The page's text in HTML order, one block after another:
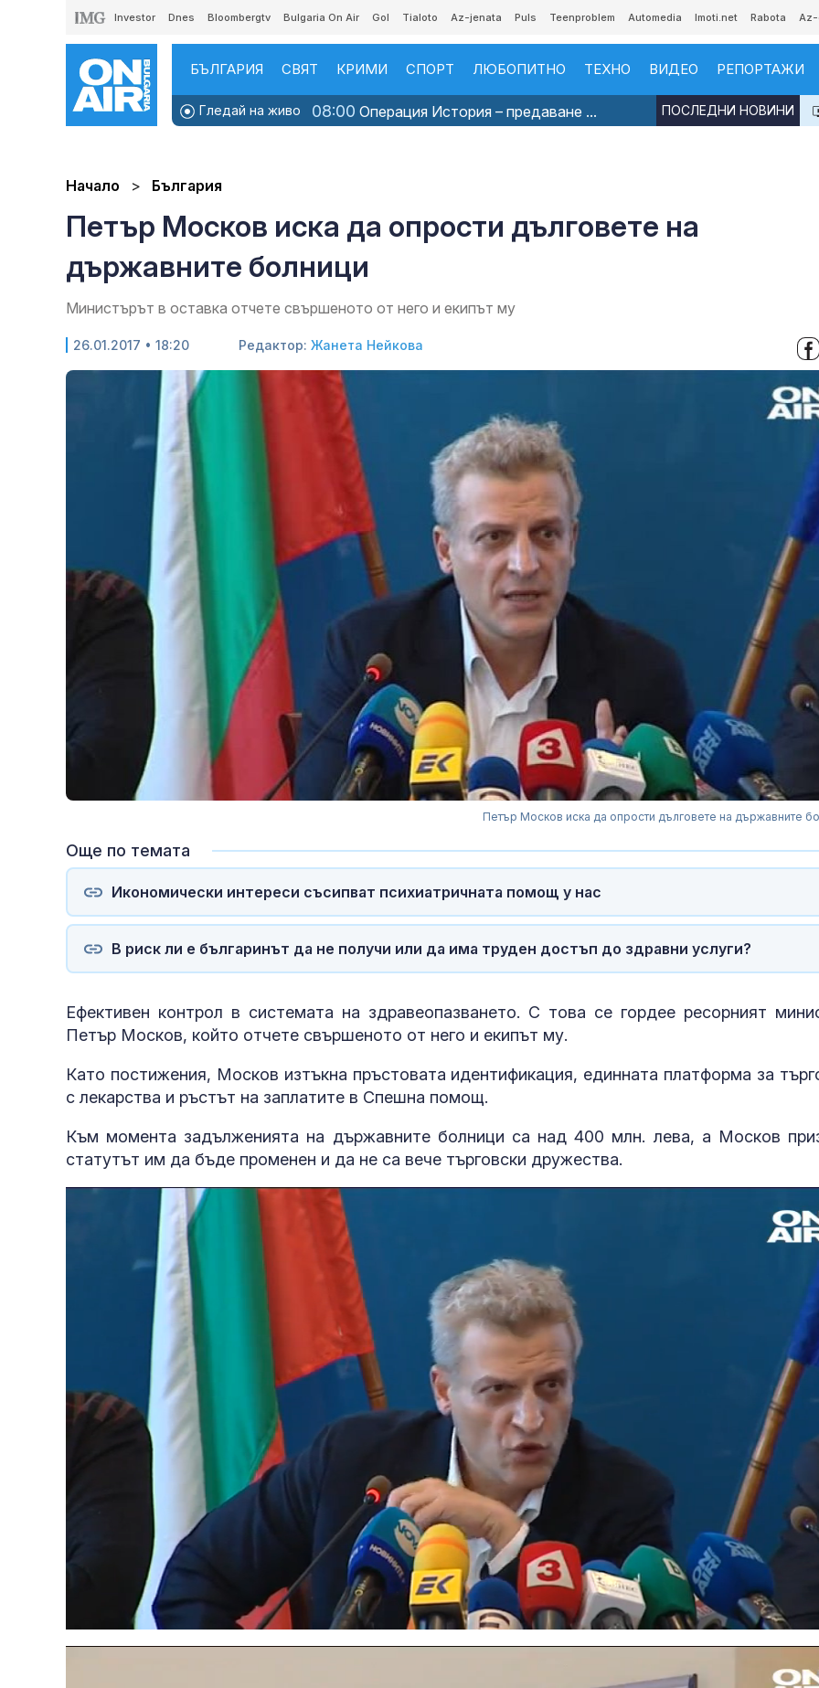
Investor Dnes Bloombergtv Bulgaria On Air Gol Tialoto Az-jenata Puls Teenproblem Automedia Imoti.net Rabota
БЪЛГАРИЯ СВЯТ КРИМИ СПОРТ ЛЮБОПИТНО ТЕХНО ВИДЕО РЕПОРТАЖИ
Гледай на живо 08:00 Операция История – предаване ... ПОСЛЕДНИ НОВИНИ
Начало България
Петър Москов иска да опрости дълговете на
държавните болници
Министърът в оставка отчете свършеното от него и екипът му
26.01.2017 • 18:20 Редактор: Жанета Нейкова
Петър Москов иска да опрости дълговете на държавните
Още по темата
Икономически интереси съсипват психиатричната помощ у нас
В риск ли е българинът да не получи или да има труден достъп до здравни услуги?
Ефективен контрол в системата на здравеопазването. С това се гордее ресорният
Петър Москов, който отчете свършеното от него и екипът му.
Като постижения, Москов изтъкна пръстовата идентификация, единната платформа за
с лекарства и ръстът на заплатите в Спешна помощ.
Към момента задълженията на държавните болници са над 400 млн. лева, а Москов
статутът им да бъде променен и да не са вече търговски дружества.
Unmute Loaded
100.00%
След гонка с
мъж, у когото
Край на двойното
обозначаване на
цените в евро и в
Страх в Кремъл: ФСБ
вече решава съдбата
на руския елит
кърмачета:
родителите
трябва ли да
бебета по
кърмени
Как се
костите с
на